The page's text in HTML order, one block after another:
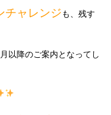
チャレンジも、残す
以降のご案内となってし